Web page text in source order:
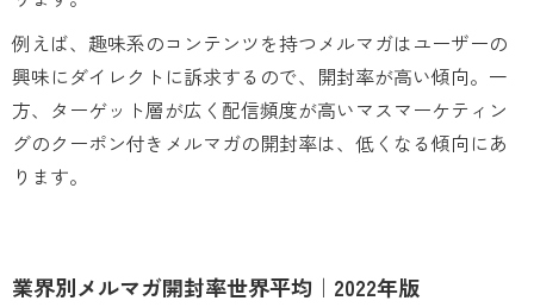
例えば、趣味系のコンテンツを持つメルマガはユーザーの
興味にダイレクトに訴求するので、開封率が高い傾向。一
方、ターゲット層が広く配信頻度が高いマスマーケティン
グのクーポン付きメルマガの開封率は、低くなる傾向にあ
ります。
業界別メルマガ開封率世界平均｜2022年版